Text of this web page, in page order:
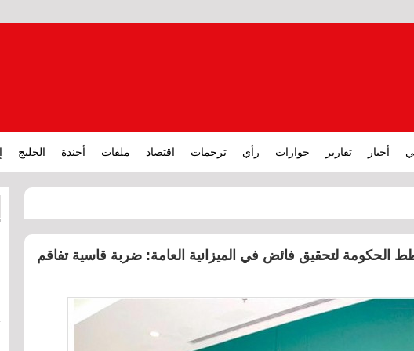
أخبار تقارير حوارات رأي ترجمات اقتصاد ملفات أجندة الخليج
الحكومة لتحقيق فائض في الميزانية العامة: ضربة قاسية تفاقم